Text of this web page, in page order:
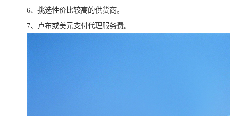
6、挑选性价比较高的供货商。
7、卢布或美元支付代理服务费。